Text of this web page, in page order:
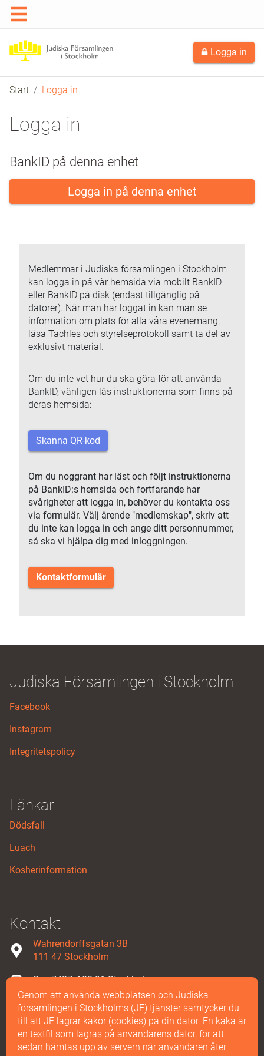
Logga in
Start Logga in
Logga in
BankID på denna enhet
Logga in på denna enhet
Medlemmar i Judiska församlingen i Stockholm
kan logga in på vår hemsida via mobilt BankID
eller BankID på disk (endast tillgänglig på
datorer). När man har loggat in kan man se
information om plats för alla våra evenemang,
läsa Tachles och styrelseprotokoll samt ta del av
exklusivt material.
Om du inte vet hur du ska göra för att använda
BankID, vänligen läs instruktionerna som finns på
deras hemsida:
Skanna QR-kod
Om du noggrant har läst och följt instruktionerna
på BankID:s hemsida och fortfarande har
svårigheter att logga in, behöver du kontakta oss
via formulär. Välj ärende "medlemskap", skriv att
du inte kan logga in och ange ditt personnummer,
så ska vi hjälpa dig med inloggningen.
Kontaktformulär
Judiska Församlingen i Stockholm
Facebook
Instagram
Integritetspolicy
Länkar
Dödsfall
Luach
Kosherinformation
Kontakt
Wahrendorffsgatan 3B
111 47 Stockholm
Box 7427, 103 91 Stockholm
08-587 858 00
Maila oss
Genom att använda webbplatsen och Judiska
församlingen i Stockholms (JF) tjänster samtycker du
till att JF lagrar kakor (cookies) på din dator. En kaka är
en textfil som lagras på användarens dator, för att
sedan hämtas upp av servern när användaren åter